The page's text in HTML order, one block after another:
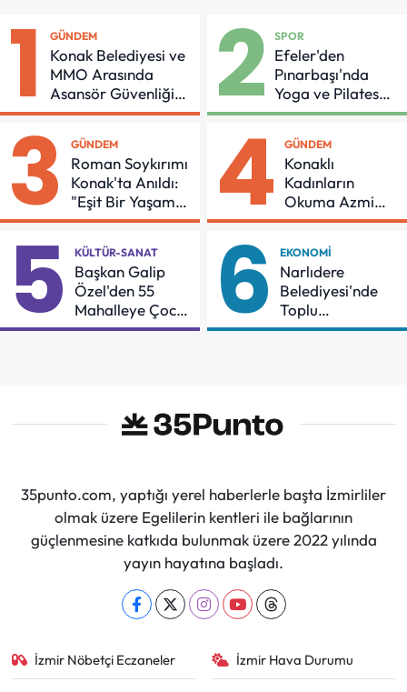
1 GÜNDEM
Konak Belediyesi ve
MMO Arasında
Asansör Güvenliği
İçin Önemli Protokol
2 SPOR
Efeler'den
Pınarbaşı'nda
Yoga ve Pilates
Buluşması
3 GÜNDEM
Roman Soykırımı
Konak'ta Anıldı:
"Eşit Bir Yaşam
İçin Mücadeleyi
4 GÜNDEM
Konaklı
Kadınların
Okuma Azmi
Örnek Oldu
5 KÜLTÜR-SANAT
Başkan Galip
Özel'den 55
Mahalleye Çocuk
Şenliği
6 EKONOMI
Narlıdere
Belediyesi'nde
Toplu
Sözleşmeye
35punto.com, yaptığı yerel haberlerle başta İzmirliler
olmak üzere Egelilerin kentleri ile bağlarının
güçlenmesine katkıda bulunmak üzere 2022 yılında
yayın hayatına başladı.
İzmir Nöbetçi Eczaneler İzmir Hava Durumu